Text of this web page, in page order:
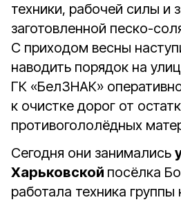
техники, рабочей силы и
заготовленной песко-
С приходом весны
наводить порядок на
ГК «БелЗНАК»
к очистке дорог от
противогололёдных
Сегодня они занимались
Харьковской посёлка
работала техника